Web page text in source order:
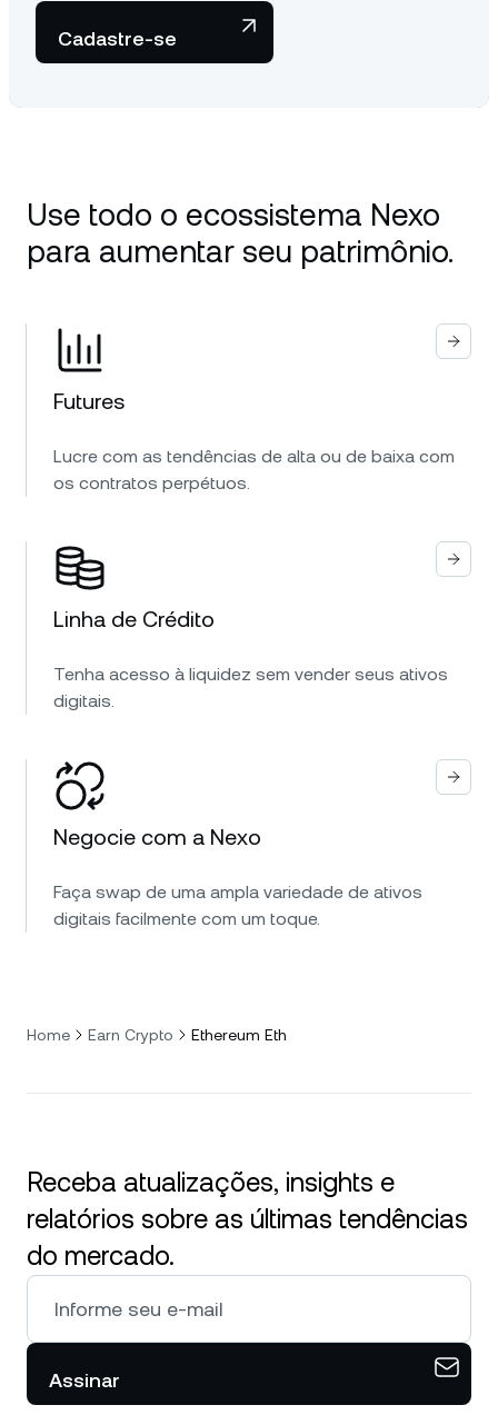
Cadastre-se
Use todo o ecossistema Nexo
para aumentar seu patrimônio.
Futures
Lucre com as tendências de alta ou de baixa com
os contratos perpétuos.
Linha de Crédito
Tenha acesso à liquidez sem vender seus ativos
digitais.
Negocie com a Nexo
Faça swap de uma ampla variedade de ativos
digitais facilmente com um toque.
Home Earn Crypto Ethereum Eth
Receba atualizações, insights e
relatórios sobre as últimas tendências
do mercado.
Assinar